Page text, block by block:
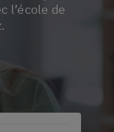
l’école de